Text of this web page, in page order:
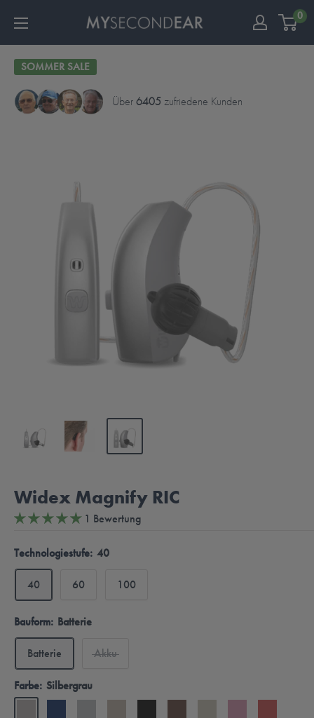
0
SOMMER SALE
Über 6405 zufriedene Kunden
Widex Magnify RIC
1 Bewertung
Technologiestufe: 40
40 60 100
Bauform: Batterie
Batterie Akku
Farbe: Silbergrau